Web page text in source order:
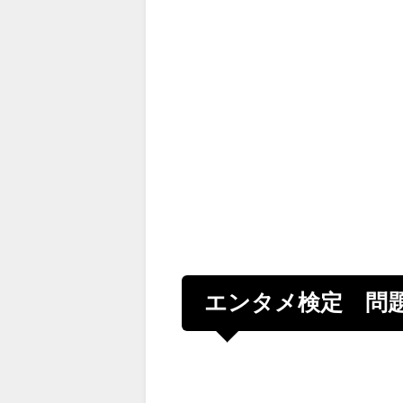
エンタメ検定 問